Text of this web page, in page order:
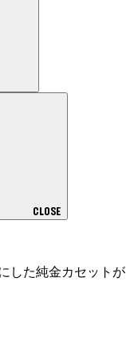
CLOSE
した純金カセットが